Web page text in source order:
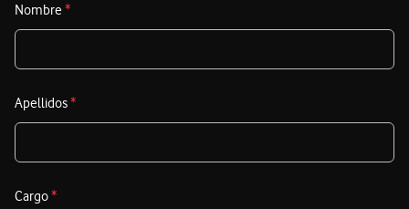
Nombre *
Apellidos*
Cargo*